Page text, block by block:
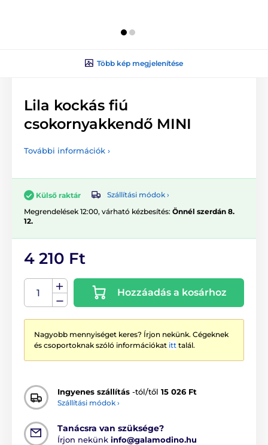
Több kép megjelenítése
Lila kockás fiú
csokornyakkendő MINI
További információk ›
Külső raktár
Szállítási módok ›
Megrendelések 12:00, várható kézbesítés: Önnél szerdán 8.
12.
4 210 Ft
Hozzáadás a kosárhoz
Nagyobb mennyiséget keres? Írjon nekünk. Cégeknek
és csoportoknak szóló információkat itt talál.
Ingyenes szállítás -tól/től 15 026 Ft
Szállítási módok ›
Tanácsra van szüksége?
Írjon nekünk info@galamodino.hu